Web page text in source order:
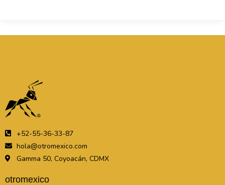
+52-55-36-33-87
hola@otromexico.com
Gamma 50, Coyoacán, CDMX
otromexico